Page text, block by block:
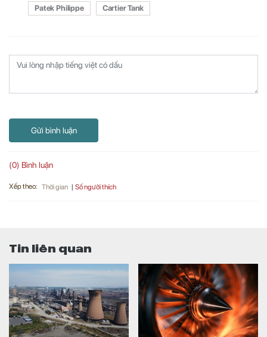
Patek Philippe
Cartier Tank
Gửi bình luận
(0) Bình luận
Xếp theo: Thời gian Số người thích
Tin liên quan